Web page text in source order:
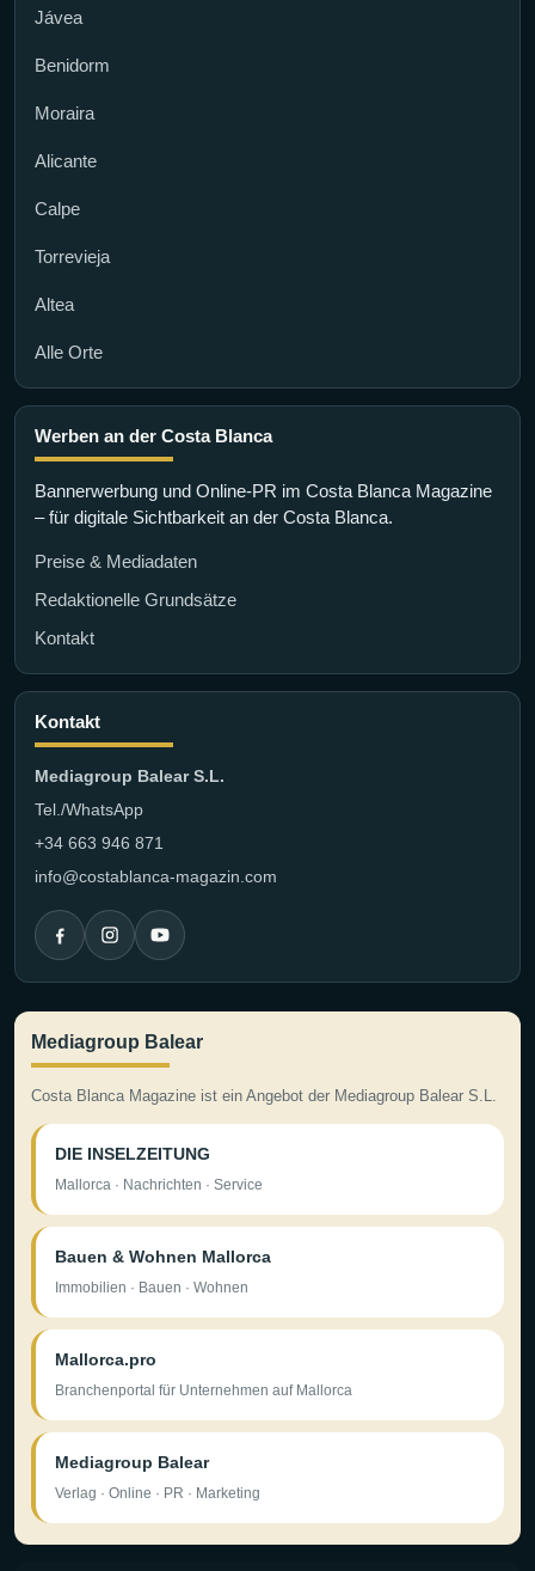
Jávea
Benidorm
Moraira
Alicante
Calpe
Torrevieja
Altea
Alle Orte
Werben an der Costa Blanca
Bannerwerbung und Online-PR im Costa Blanca Magazine
– für digitale Sichtbarkeit an der Costa Blanca.
Preise & Mediadaten
Redaktionelle Grundsätze
Kontakt
Kontakt
Mediagroup Balear S.L.
Tel./WhatsApp
+34 663 946 871
info@costablanca-magazin.com
Mediagroup Balear
Costa Blanca Magazine ist ein Angebot der Mediagroup Balear S.L.
DIE INSELZEITUNG
Mallorca · Nachrichten · Service
Bauen & Wohnen Mallorca
Immobilien · Bauen · Wohnen
Mallorca.pro
Branchenportal für Unternehmen auf Mallorca
Mediagroup Balear
Verlag · Online · PR · Marketing